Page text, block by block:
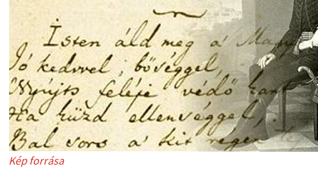
Kép forrása